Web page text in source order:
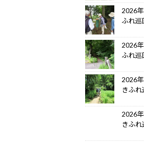
2026
ふれ巡
2026
ふれ巡
2026
きふれ
2026
きふれ